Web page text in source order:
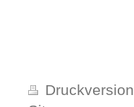
Druckversion